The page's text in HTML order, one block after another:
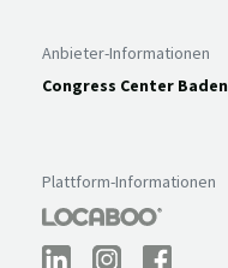
Anbieter-Informationen
Congress Center Baden
Plattform-Informationen